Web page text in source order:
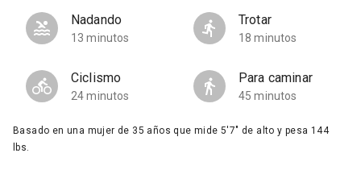
Nadando
13 minutos
Trotar
18 minutos
Ciclismo
24 minutos
Para caminar
45 minutos
Basado en una mujer de 35 años que mide 5'7" de alto y pesa 144
lbs.